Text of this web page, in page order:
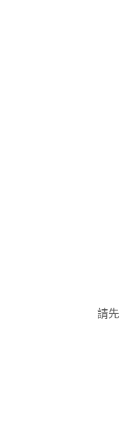
請先